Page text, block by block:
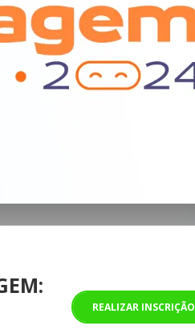
REALIZAR INSCRIÇÃO